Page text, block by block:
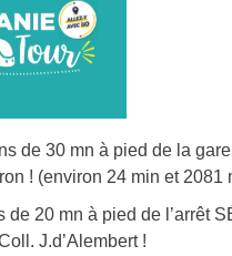
de 30 mn à pied de la
! (environ 24 min et 2081
de 20 mn à pied de l’arrêt
J.d’Alembert !